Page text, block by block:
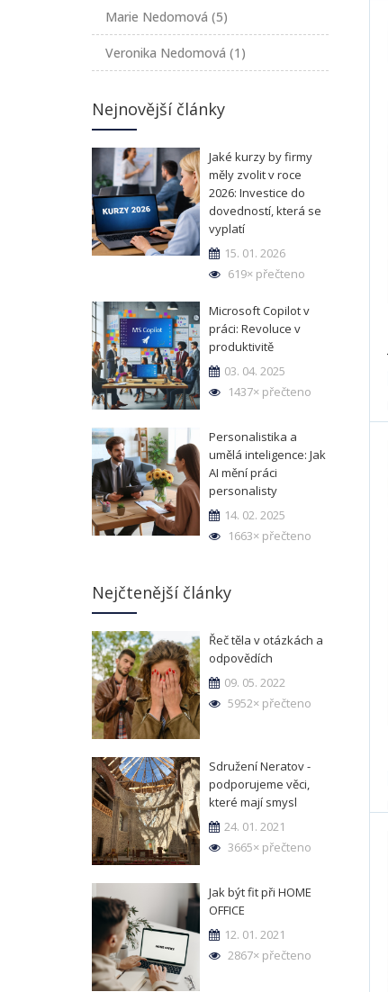
Marie Nedomová (5)
Veronika Nedomová (1)
Nejnovější články
Jaké kurzy by firmy
měly zvolit v roce
2026: Investice do
dovedností, která se
vyplatí
15. 01. 2026
619× přečteno
Microsoft Copilot v
práci: Revoluce v
produktivitě
03. 04. 2025
1437× přečteno
Personalistika a
umělá inteligence: Jak
AI mění práci
personalisty
14. 02. 2025
1663× přečteno
Nejčtenější články
Řeč těla v otázkách a
odpovědích
09. 05. 2022
5952× přečteno
Sdružení Neratov -
podporujeme věci,
které mají smysl
24. 01. 2021
3665× přečteno
Jak být fit při HOME
OFFICE
12. 01. 2021
2867× přečteno